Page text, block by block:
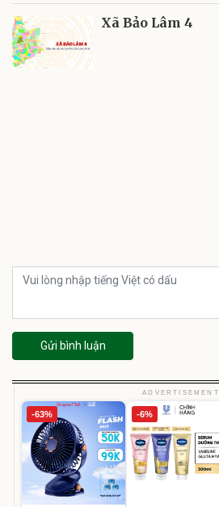
Xã Bảo Lâm 4
Gửi bình luận
ADVERTISEMENT
-63% -6%